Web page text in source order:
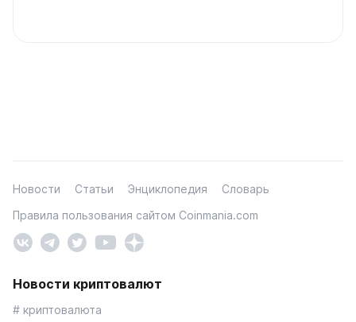
Новости Статьи Энциклопедия
Словарь
Правила пользования сайтом Coinmania.com
Новости криптовалют
# криптовалюта